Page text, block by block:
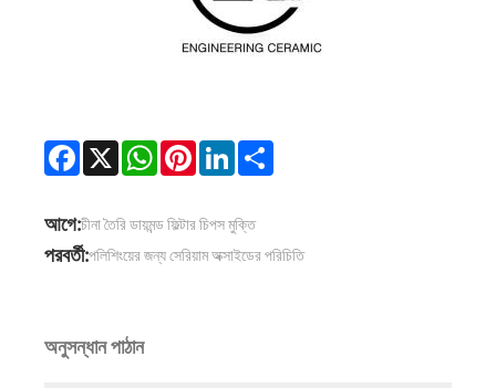
Facebook
X WhatsAppPinterestLinkedIn
আগে:চীনা তৈরি ডায়মন্ড ফিল্টার চিপস মুক্তি
পরবর্তী:পলিশিংয়ের জন্য সেরিয়াম অক্সাইডের পরিচিতি
অনুসন্ধান পাঠান